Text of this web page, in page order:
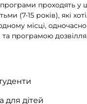
проходять у
(7-15 років), які
місці,
програмою дозвілля
для дітей